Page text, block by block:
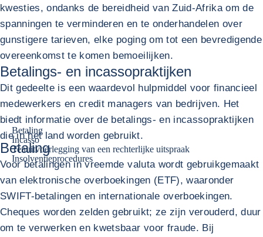
kwesties, ondanks de bereidheid van Zuid-Afrika om de
spanningen te verminderen en te onderhandelen over
gunstigere tarieven, elke poging om tot een bevredigende
overeenkomst te komen bemoeilijken.
Betalings- en incassopraktijken
Dit gedeelte is een waardevol hulpmiddel voor financieel
medewerkers en credit managers van bedrijven. Het
biedt informatie over de betalings- en incassopraktijken
die in het land worden gebruikt.
Betaling
Incasso
Tenuitvoerlegging van een rechterlijke uitspraak
Insolventieprocedures
Betaling
Voor betalingen in vreemde valuta wordt gebruikgemaakt
van elektronische overboekingen (ETF), waaronder
SWIFT-betalingen en internationale overboekingen.
Cheques worden zelden gebruikt; ze zijn verouderd, duur
om te verwerken en kwetsbaar voor fraude. Bij